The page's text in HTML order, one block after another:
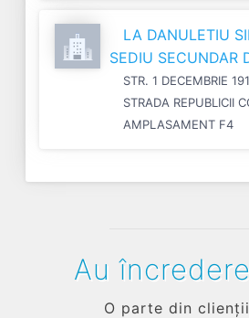
LA DANULETIU
SEDIU SECUNDAR
STR. 1 DECEMBRIE
STRADA REPUBLICII
AMPLASAMENT F4
Au
O parte din